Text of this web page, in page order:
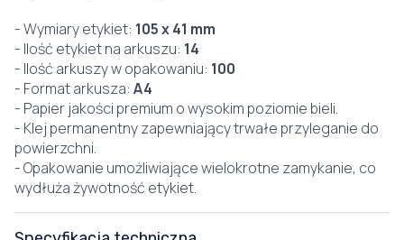
- Wymiary etykiet: 105 x 41 mm
- Ilość etykiet na arkuszu: 14
- Ilość arkuszy w opakowaniu: 100
- Format arkusza: A4
- Papier jakości premium o wysokim poziomie bieli.
- Klej permanentny zapewniający trwałe przyleganie do
powierzchni.
- Opakowanie umożliwiające wielokrotne zamykanie, co
wydłuża żywotność etykiet.